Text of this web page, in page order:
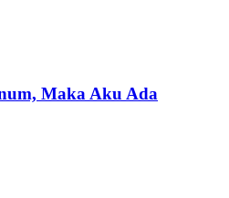
Maka Aku Ada